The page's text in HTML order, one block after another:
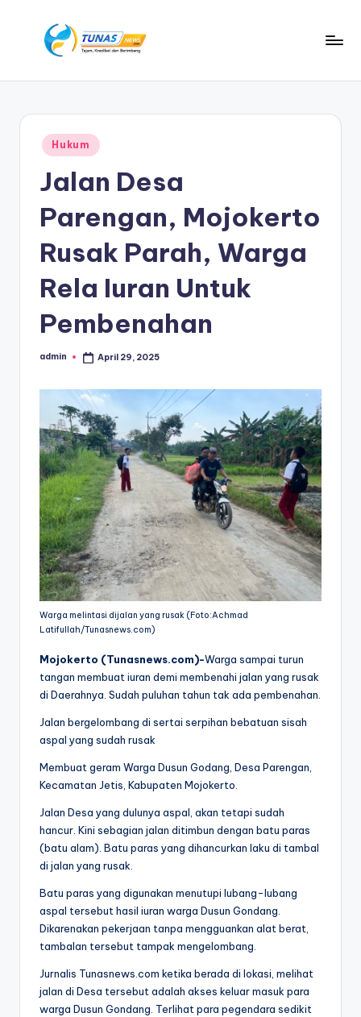
w
Posted
in
Hukum
Jalan Desa
Parengan, Mojokerto
Rusak Parah, Warga
Rela Iuran Untuk
Pembenahan
Posted
admin April 29, 2025
Warga melintasi dijalan yang rusak (Foto:Achmad
Latifullah/Tunasnews.com)
Mojokerto (Tunasnews.com)-Warga sampai turun
tangan membuat iuran demi membenahi jalan yang rusak
di Daerahnya. Sudah puluhan tahun tak ada pembenahan.
Jalan bergelombang di sertai serpihan bebatuan sisah
aspal yang sudah rusak
Membuat geram Warga Dusun Godang, Desa Parengan,
Kecamatan Jetis, Kabupaten Mojokerto.
Jalan Desa yang dulunya aspal, akan tetapi sudah
hancur. Kini sebagian jalan ditimbun dengan batu paras
(batu alam). Batu paras yang dihancurkan laku di tambal
di jalan yang rusak.
Batu paras yang digunakan menutupi lubang-lubang
aspal tersebut hasil iuran warga Dusun Gondang.
Dikarenakan pekerjaan tanpa mengguankan alat berat,
tambalan tersebut tampak mengelombang.
Jurnalis Tunasnews.com ketika berada di lokasi, melihat
jalan di Desa tersebut adalah akses keluar masuk para
warga Dusun Gondang. Terlihat para pegendara sedikit